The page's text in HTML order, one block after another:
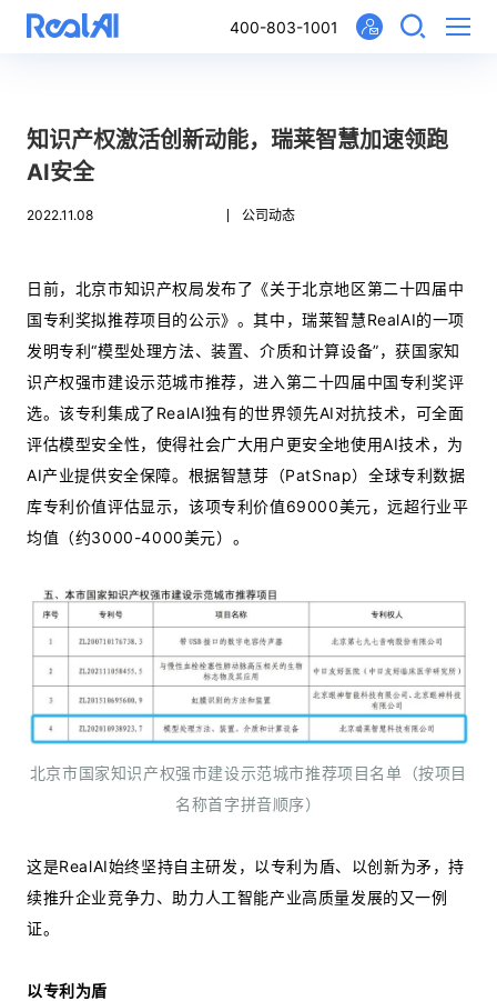
400-803-1001
知识产权激活创新动能，瑞莱智慧加速领跑
AI安全
2022.11.08 公司动态
日前，北京市知识产权局发布了《关于北京地区第二十四届中
国专利奖拟推荐项目的公示》。其中，瑞莱智慧RealAI的一项
发明专利“模型处理方法、装置、介质和计算设备”，获国家知
识产权强市建设示范城市推荐，进入第二十四届中国专利奖评
选。该专利集成了RealAI独有的世界领先AI对抗技术，可全面
评估模型安全性，使得社会广大用户更安全地使用AI技术，为
AI产业提供安全保障。根据智慧芽（PatSnap）全球专利数据
库专利价值评估显示，该项专利价值69000美元，远超行业平
均值（约3000-4000美元）。
北京市国家知识产权强市建设示范城市推荐项目名单（按项目
名称首字拼音顺序）
这是RealAI始终坚持自主研发，以专利为盾、以创新为矛，持
续推升企业竞争力、助力人工智能产业高质量发展的又一例
证。
以专利为盾